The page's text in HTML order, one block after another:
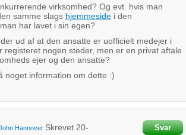
virksomhed? Og evt. hvis man
samme slags hjemmesidei den
har lavet i sin egen?
ud af at den ansatte er uofficielt medejer i
registeret nogen steder, men er en privat aftale
ejer og den ansatte?
noget information om dette :)
Hannover Skrevet 20-
Svar